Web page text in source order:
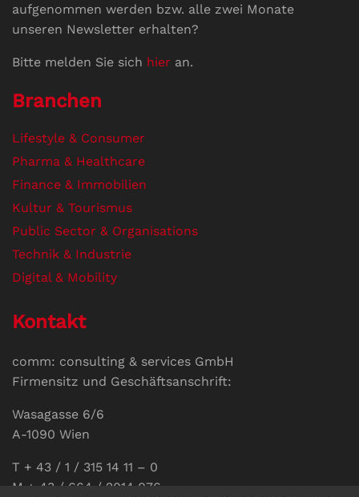
aufgenommen werden bzw. alle zwei Monate
unseren Newsletter erhalten?
Bitte melden Sie sich hier an.
Branchen
Lifestyle & Consumer
Pharma & Healthcare
Finance & Immobilien
Kultur & Tourismus
Public Sector & Organisations
Technik & Industrie
Digital & Mobility
Kontakt
comm: consulting & services GmbH
Firmensitz und Geschäftsanschrift:
Wasagasse 6/6
A-1090 Wien
T + 43 / 1 / 315 14 11 – 0
M + 43 / 664 / 2014 076